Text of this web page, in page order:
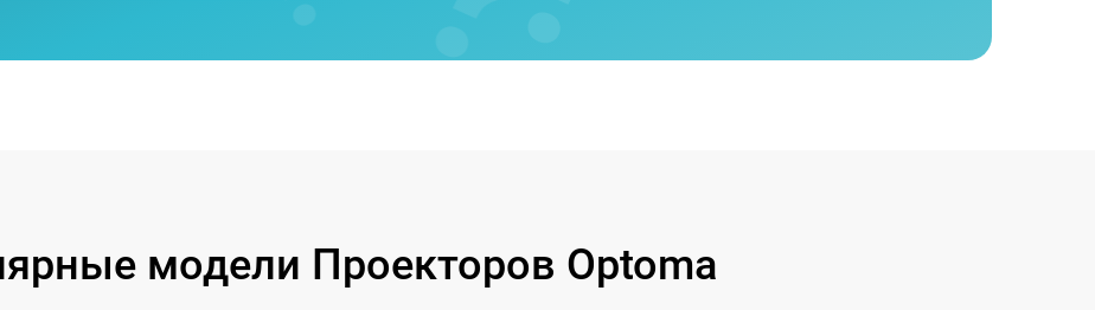
модели Проекторов Optoma